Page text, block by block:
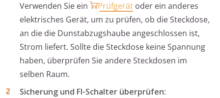
Verwenden Sie ein
Prüfgerät oder ein anderes
elektrisches Gerät, um zu prüfen, ob die Steckdose,
an die die Dunstabzugshaube angeschlossen ist,
Strom liefert. Sollte die Steckdose keine Spannung
haben, überprüfen Sie andere Steckdosen im
selben Raum.
Sicherung und FI-Schalter überprüfen: